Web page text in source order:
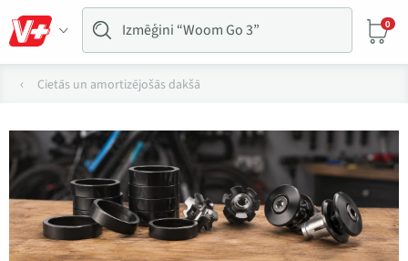
0
Cietās un amortizējošās dakšā